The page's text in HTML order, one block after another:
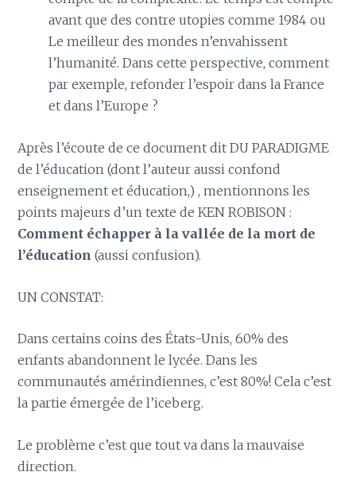
avant que des contre utopies comme 1984 ou
Le meilleur des mondes n’envahissent
l’humanité. Dans cette perspective, comment
par exemple, refonder l’espoir dans la France
et dans l’Europe ?
Après l’écoute de ce document dit DU PARADIGME
de l’éducation (dont l’auteur aussi confond
enseignement et éducation,) , mentionnons les
points majeurs d’un texte de KEN ROBISON :
Comment échapper à la vallée de la mort de
l’éducation(aussi confusion).
UN CONSTAT:
Dans certains coins des États-Unis, 60% des
enfants abandonnent le lycée. Dans les
communautés amérindiennes, c’est 80%! Cela c’est
la partie émergée de l’iceberg.
Le problème c’est que tout va dans la mauvaise
direction.